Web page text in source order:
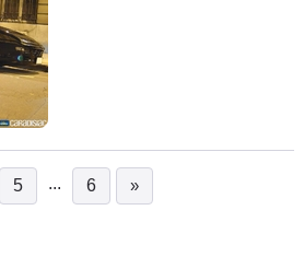
5 ... 6 »